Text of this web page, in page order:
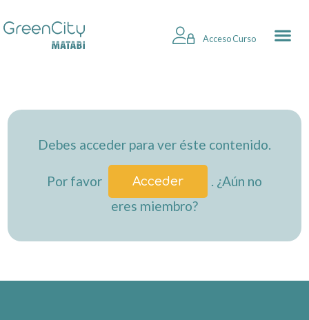
Acceso Curso
Debes acceder para ver éste contenido.
Por favor Acceder
. ¿Aún no
eres miembro?